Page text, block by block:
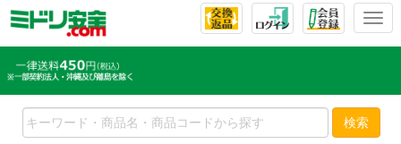
T
l
e
n
検索